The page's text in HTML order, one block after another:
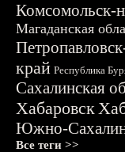
Комсомольск-
Магаданская
край Республика
Сахалинская
Хабаровск
Южно-
Все теги >>